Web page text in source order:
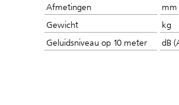
Afmetingen mm
Gewicht
kg
Geluidsniveau op 10 meter
dB